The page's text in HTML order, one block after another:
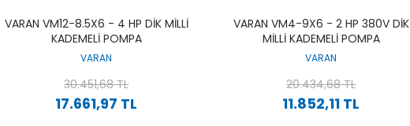
VARAN VM12-8.5X6 - 4 HP DIK MILLI
KADEMELI POMPA
VARAN
17.661,97 TL
30.451,68 TL
VARAN VM4-9X6 - 2 HP 380V DIK
MILLI KADEMELI POMPA
VARAN
11.852,11 TL
20.434,68 TL